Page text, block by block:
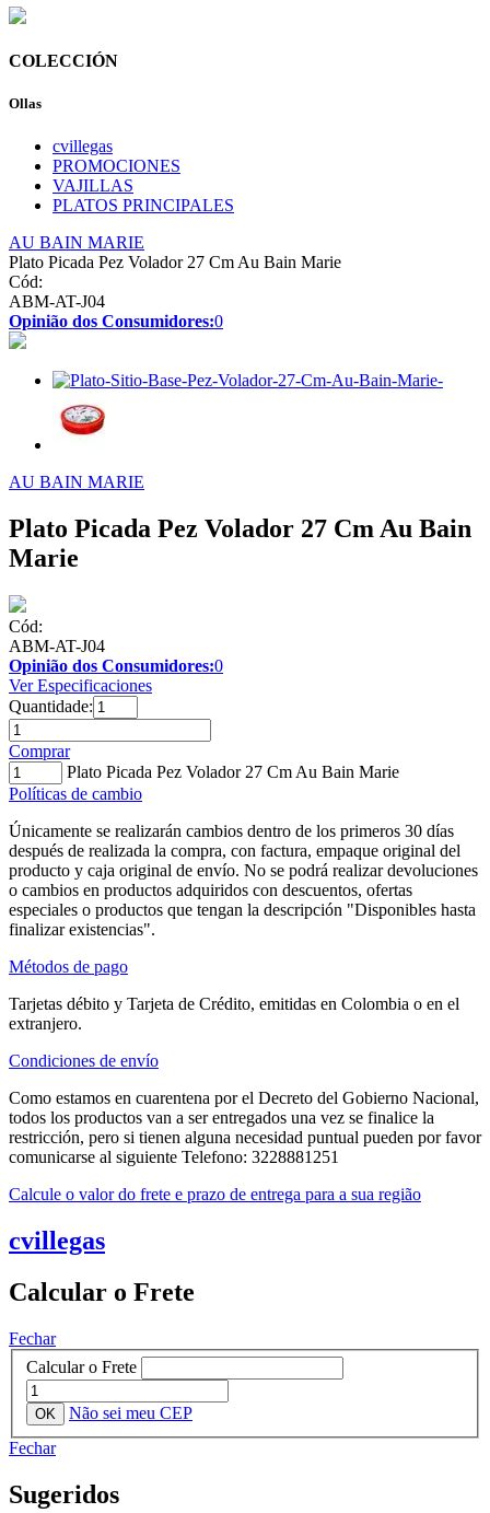
COLECCIÓN
Ollas
cvillegas
PROMOCIONES
VAJILLAS
PLATOS PRINCIPALES
AU BAIN MARIE
Plato Picada Pez Volador 27 Cm Au Bain Marie
Cód:
ABM-AT-J04
Opinião dos Consumidores:0
AU BAIN MARIE
Plato Picada Pez Volador 27 Cm Au Bain
Marie
Cód:
ABM-AT-J04
Opinião dos Consumidores:0
Ver Especificaciones
Quantidade:
Comprar
Plato Picada Pez Volador 27 Cm Au Bain Marie
Políticas de cambio
Únicamente se realizarán cambios dentro de los primeros 30 días
después de realizada la compra, con factura, empaque original del
producto y caja original de envío. No se podrá realizar devoluciones
o cambios en productos adquiridos con descuentos, ofertas
especiales o productos que tengan la descripción "Disponibles hasta
finalizar existencias".
Métodos de pago
Tarjetas débito y Tarjeta de Crédito, emitidas en Colombia o en el
extranjero.
Condiciones de envío
Como estamos en cuarentena por el Decreto del Gobierno Nacional,
todos los productos van a ser entregados una vez se finalice la
restricción, pero si tienen alguna necesidad puntual pueden por favor
comunicarse al siguiente Telefono: 3228881251
Calcule o valor do frete e prazo de entrega para a sua região
cvillegas
Calcular o Frete
Fechar
Calcular o Frete
Não sei meu CEP
Fechar
Sugeridos